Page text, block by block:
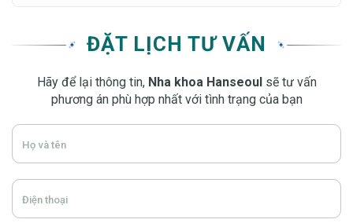
ĐẶT LỊCH TƯ VẤN
Hãy để lại thông tin, Nha khoa Hanseoul sẽ tư vấn
phương án phù hợp nhất với tình trạng của bạn